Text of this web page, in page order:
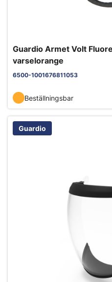
Guardio Armet Volt
varselorange
6500-1001676811053
Beställningsbar
Guardio